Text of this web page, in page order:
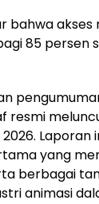
bahwa akses
85 persen
resmi
Laporan
yang
berbagai
animasi